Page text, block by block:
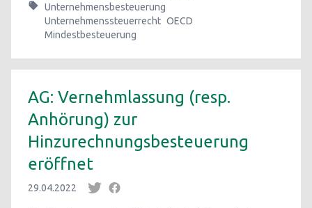
Unternehmensbesteuerung
Unternehmenssteuerrecht OECD
Mindestbesteuerung
AG: Vernehmlassung (resp.
Anhörung) zur
Hinzurechnungsbesteuerung
eröffnet
29.04.2022